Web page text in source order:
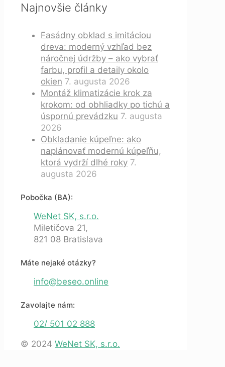
Najnovšie články
Fasádny obklad s imitáciou
dreva: moderný vzhľad bez
náročnej údržby – ako vybrať
farbu, profil a detaily okolo
okien 7. augusta 2026
Montáž klimatizácie krok za
krokom: od obhliadky po tichú a
úspornú prevádzku 7. augusta
2026
Obkladanie kúpeľne: ako
naplánovať modernú kúpeľňu,
ktorá vydrží dlhé roky 7.
augusta 2026
Pobočka (BA):
WeNet SK, s.r.o.
Miletičova 21,
821 08 Bratislava
Máte nejaké otázky?
info@beseo.online
Zavolajte nám:
02/ 501 02 888
© 2024 WeNet SK, s.r.o.